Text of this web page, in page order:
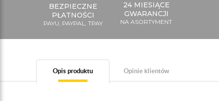
BEZPIECZNE
PŁATNOŚCI
PAYU, PAYPAL, TPAY
24 MIESIĄCE
GWARANCJI
NA ASORTYMENT
Opis produktu Opinie klientów